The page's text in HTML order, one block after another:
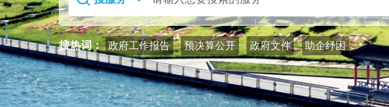
搜热词： 政府工作报告 预决算公开 政府文件 助企纾困